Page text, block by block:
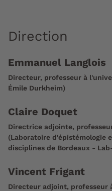
Direction
Emmanuel Langlois
Directeur, professeur à
Émile Durkheim)
Claire Doquet
Directrice adjointe,
(Laboratoire d'épistémologie
disciplines de Bordeaux -
Vincent Frigant
Directeur adjoint, professeur